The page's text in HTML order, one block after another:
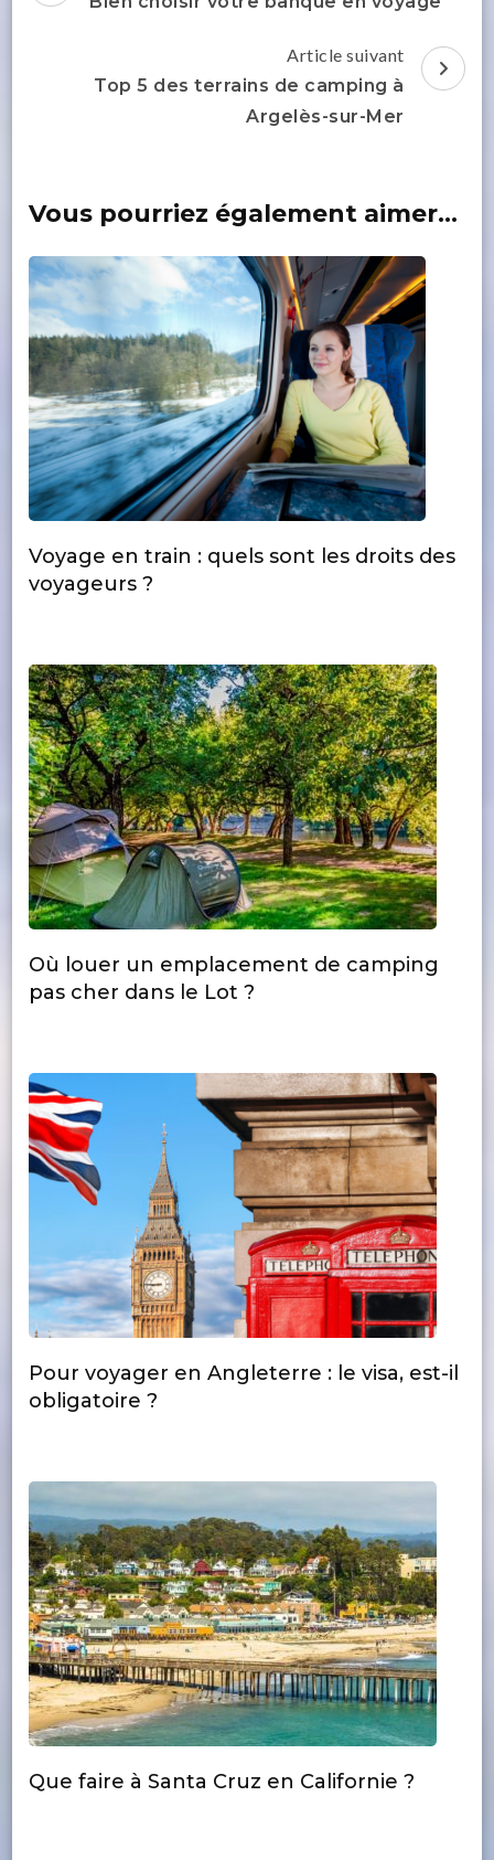
Article suivant
Top 5 des terrains de camping à
Argelès-sur-Mer
Vous pourriez également aimer...
Voyage en train : quels sont les droits des
voyageurs ?
Où louer un emplacement de camping
pas cher dans le Lot ?
Pour voyager en Angleterre : le visa, est-il
obligatoire ?
Que faire à Santa Cruz en Californie ?